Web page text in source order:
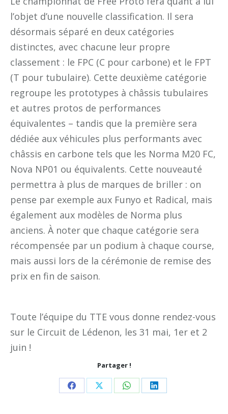
l’objet d’une nouvelle classification. Il sera
désormais séparé en deux catégories
distinctes, avec chacune leur propre
classement : le FPC (C pour carbone) et le FPT
(T pour tubulaire). Cette deuxième catégorie
regroupe les prototypes à châssis tubulaires
et autres protos de performances
équivalentes – tandis que la première sera
dédiée aux véhicules plus performants avec
châssis en carbone tels que les Norma M20 FC,
Nova NP01 ou équivalents. Cette nouveauté
permettra à plus de marques de briller : on
pense par exemple aux Funyo et Radical, mais
également aux modèles de Norma plus
anciens. À noter que chaque catégorie sera
récompensée par un podium à chaque course,
mais aussi lors de la cérémonie de remise des
prix en fin de saison.
Toute l’équipe du TTE vous donne rendez-vous
sur le Circuit de Lédenon, les 31 mai, 1er et 2
juin !
Partager !
Share Share Share Share